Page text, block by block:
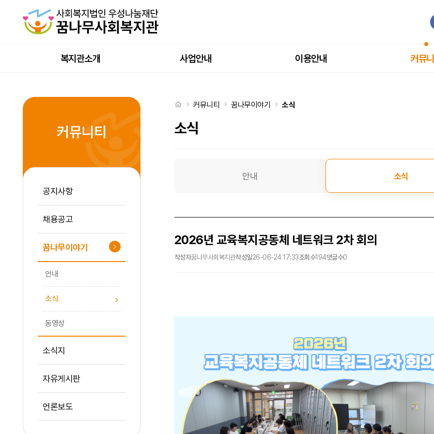
복지관소개 사업안내 이용안내 커뮤
처음으로
커뮤니티 꿈나무이야기 소식
소식
안내 소식
2026년 교육복지공동체 네트워크 2차 회의
작성자꿈나무사회복지관작성일26-06-24 17:33조회수194댓글수0
커뮤니티
공지사항
채용공고
꿈나무이야기
안내
소식
동영상
소식지
자유게시판
언론보도